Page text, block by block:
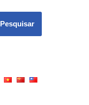
Pesquisar